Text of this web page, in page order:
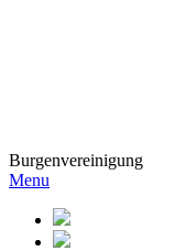
Burgenvereinigung
Menu